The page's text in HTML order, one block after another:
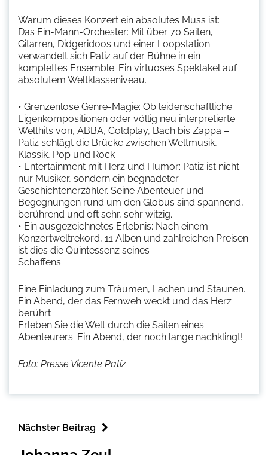
Warum dieses Konzert ein absolutes Muss ist:
Das Ein-Mann-Orchester: Mit über 70 Saiten,
Gitarren, Didgeridoos und einer Loopstation
verwandelt sich Patiz auf der Bühne in ein
komplettes Ensemble. Ein virtuoses Spektakel auf
absolutem Weltklasseniveau.
• Grenzenlose Genre-Magie: Ob leidenschaftliche
Eigenkompositionen oder völlig neu interpretierte
Welthits von, ABBA, Coldplay, Bach bis Zappa –
Patiz schlägt die Brücke zwischen Weltmusik,
Klassik, Pop und Rock
• Entertainment mit Herz und Humor: Patiz ist nicht
nur Musiker, sondern ein begnadeter
Geschichtenerzähler. Seine Abenteuer und
Begegnungen rund um den Globus sind spannend,
berührend und oft sehr, sehr witzig.
• Ein ausgezeichnetes Erlebnis: Nach einem
Konzertweltrekord, 11 Alben und zahlreichen Preisen
ist dies die Quintessenz seines
Schaffens.
Eine Einladung zum Träumen, Lachen und Staunen.
Ein Abend, der das Fernweh weckt und das Herz
berührt
Erleben Sie die Welt durch die Saiten eines
Abenteurers. Ein Abend, der noch lange nachklingt!
Foto: Presse Vicente Patíz
Nächster Beitrag